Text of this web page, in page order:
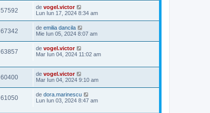
57592 de vogel.victor
Lun Iun 17, 2024 8:34 am
67342 de emilia dancila
Mie Iun 05, 2024 8:07 am
63857 de vogel.victor
Mar Iun 04, 2024 11:02 am
60400 de vogel.victor
Mar Iun 04, 2024 9:10 am
61050 de dora.marinescu
Lun Iun 03, 2024 8:47 am